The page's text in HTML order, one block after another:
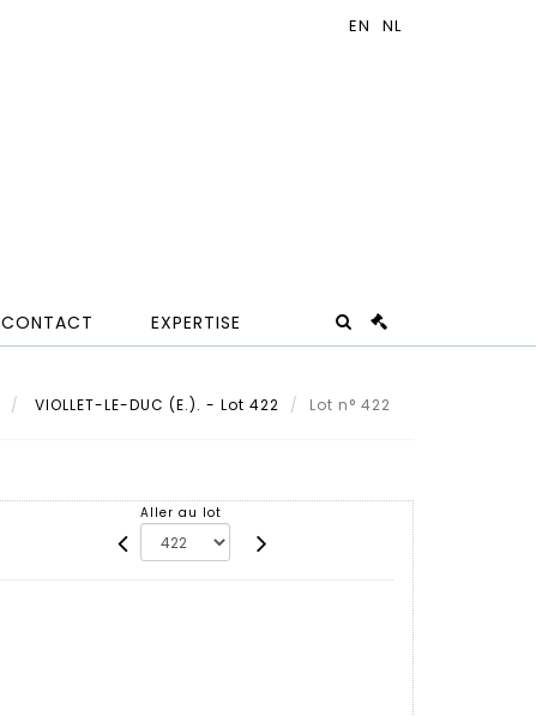
CONTACT EXPERTISE
VIOLLET-LE-DUC (E.). - Lot 422 Lot n° 422
Aller au lot